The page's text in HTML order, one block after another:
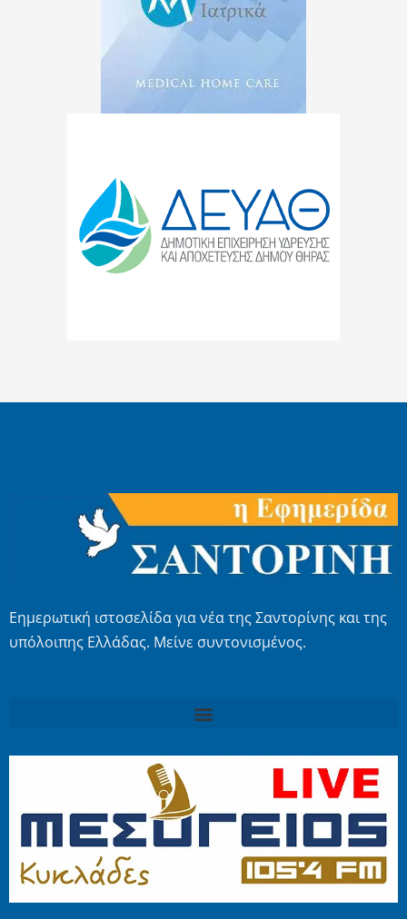
Εημερωτική ιστοσελίδα για νέα της Σαντορίνης και της
υπόλοιπης Ελλάδας. Μείνε συντονισμένος.